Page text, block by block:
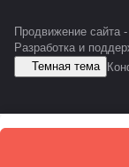
Продвижение сайта -
Разработка и
Темная тема